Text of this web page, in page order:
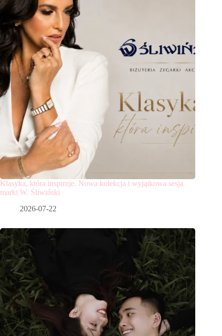
Klasyka, która inspiruje. Nowa kolekcja i wyjątkowa sesja
marki W. Śliwiński
2026-07-22